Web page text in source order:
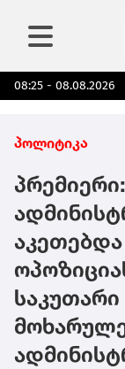
08:25 - 08.08.2026
პოლიტიკა